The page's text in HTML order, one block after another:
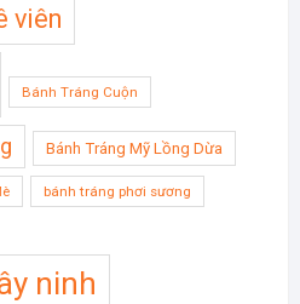
viên
Bánh Tráng Cuộn
Bánh Tráng Mỹ Lồng Dừa
bánh tráng phơi sương
ninh